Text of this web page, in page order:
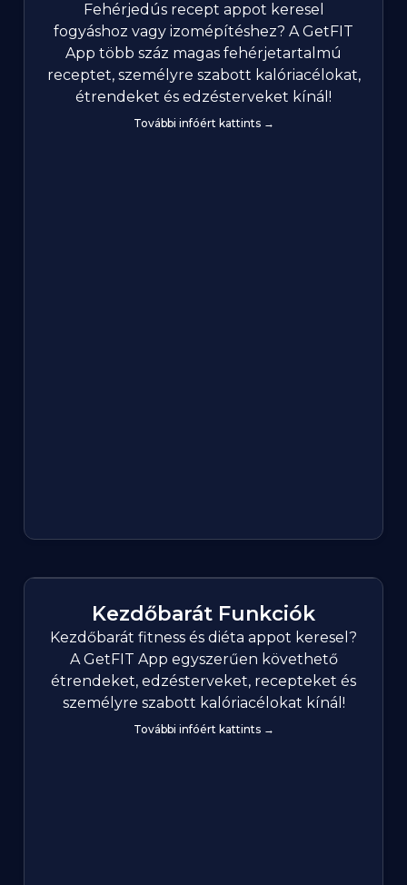
Fehérjedús recept appot keresel
fogyáshoz vagy izomépítéshez? A GetFIT
App több száz magas fehérjetartalmú
receptet, személyre szabott kalóriacélokat,
étrendeket és edzésterveket kínál!
További infóért kattints →
Kezdőbarát Funkciók
Kezdőbarát fitness és diéta appot keresel?
A GetFIT App egyszerűen követhető
étrendeket, edzésterveket, recepteket és
személyre szabott kalóriacélokat kínál!
További infóért kattints →